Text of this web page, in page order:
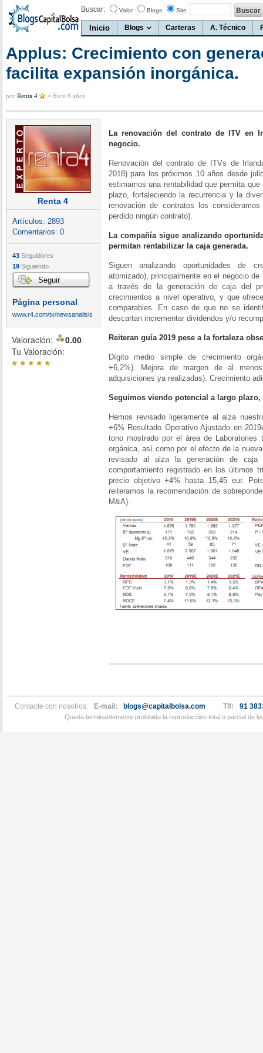
Buscar: Valor Blogs Site
Inicio Blogs Carteras A. Técnico
Applus: Crecimiento con
facilita expansión inorgánica.
por Renta 4 • Hace 6 años
Renta 4
Artículos: 2893
Comentarios: 0
43 Seguidores
19 Siguiendo
Seguir
Página personal
www.r4.com/tx/newsanalisis
Valoración:
0.00
Tu Valoración:
*****
La renovación del contrato de ITV en
negocio.
Renovación del contrato de ITVs de
2018) para los próximos 10 años desde
estimamos una rentabilidad que permita
plazo, fortaleciendo la recurrencia y la
renovación de contratos los
perdido ningún contrato).
La compañía sigue analizando
permitan rentabilizar la caja generada.
Siguen analizando oportunidades de
atomizado), principalmente en el negocio
a través de la generación de caja del
crecimientos a nivel operativo, y que
comparables. En caso de que no se
descartan incrementar dividendos y/o
Reiteran guía 2019 pese a la fortaleza
Dígito medio simple de crecimiento
+6,2%). Mejora de margen de al
adquisiciones ya realizadas). Crecimiento
Seguimos viendo potencial a largo plazo,
Hemos revisado ligeramente al alza
+6% Resultado Operativo Ajustado en
tono mostrado por el área de
orgánica, así como por el efecto de la
revisado al alza la generación de
comportamiento registrado en los últimos
precio objetivo +4% hasta 15,45 eur.
reiteramos la recomendación de
M&A).
Contacte con nosotros: E-mail: blogs@capitalbolsa.com Tlf: 91
Queda terminantemente prohibida la reproducción total o parcial de